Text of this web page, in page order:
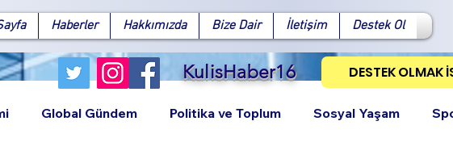
Haberler Hakkımızda Bize Dair İletişim Destek Ol
KulisHaber16 DESTEK OLMAK
Global Gündem Politika ve Toplum Sosyal Yaşam